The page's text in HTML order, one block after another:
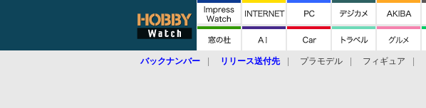
バックナンバー リリース送付先 プラモデル フィギュア